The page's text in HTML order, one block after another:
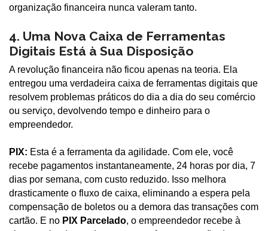
organização financeira nunca valeram tanto.
4. Uma Nova Caixa de Ferramentas
Digitais Está à Sua Disposição
A revolução financeira não ficou apenas na teoria. Ela
entregou uma verdadeira caixa de ferramentas digitais que
resolvem problemas práticos do dia a dia do seu comércio
ou serviço, devolvendo tempo e dinheiro para o
empreendedor.
PIX: Esta é a ferramenta da agilidade. Com ele, você
recebe pagamentos instantaneamente, 24 horas por dia, 7
dias por semana, com custo reduzido. Isso melhora
drasticamente o fluxo de caixa, eliminando a espera pela
compensação de boletos ou a demora das transações com
cartão. E no PIX Parcelado, o empreendedor recebe à